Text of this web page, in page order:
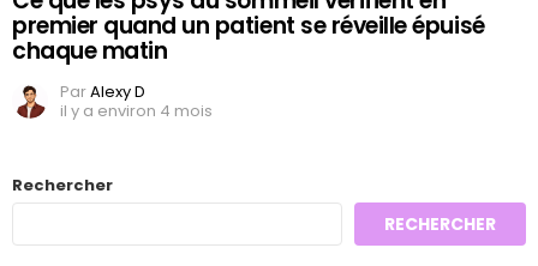
premier quand un patient se réveille épuisé
chaque matin
ParAlexy D
il y a environ 4 mois
Rechercher
RECHERCHER